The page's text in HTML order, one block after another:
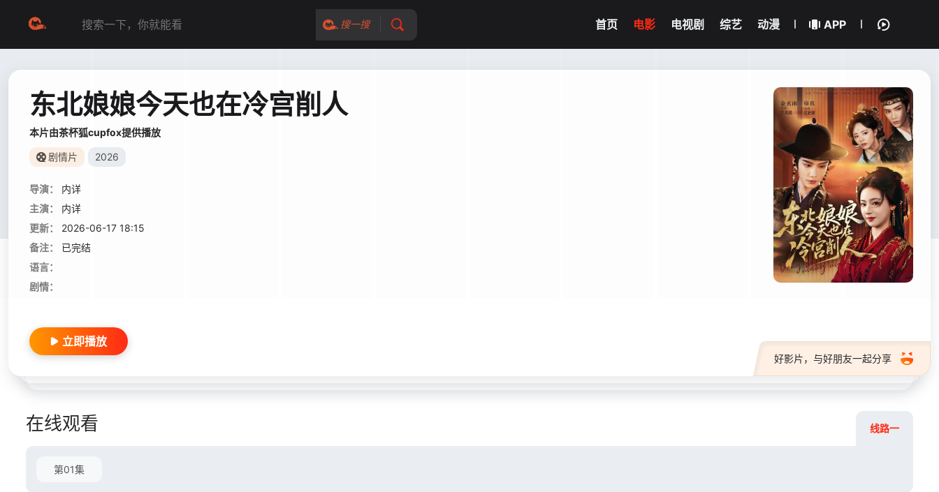
搜一搜 首页 电影 电视剧 综艺 动漫 APP
东北娘娘今天也在冷宫削人
本片由茶杯狐cupfox提供播放
剧情片 2026
导演：
内详
主演：
内详
更新：
2026-06-17 18:15
备注：
已完结
语言：
剧情：
好影片，与好朋友一起分享
立即播放
在线观看 线路一
第01集